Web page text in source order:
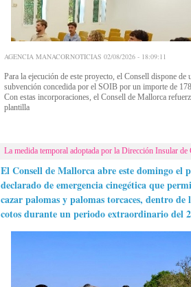
AGENCIA MANACORNOTICIAS 02/08/2026 - 18:09:11
Para la ejecución de este proyecto, el Consell dispone de
subvención concedida por el SOIB por un importe de
Con estas incorporaciones, el Consell de Mallorca
plantilla
La medida temporal adoptada por la Dirección Insular de
El Consell de Mallorca abre este domingo el
declarado de emergencia cinegética que
cazar palomas y palomas torcaces, dentro de
cotos durante un periodo extraordinario del